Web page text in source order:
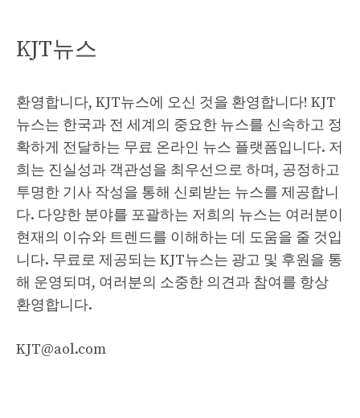
KJT뉴스
환영합니다, KJT뉴스에 오신 것을 환영합니다! KJT
뉴스는 한국과 전 세계의 중요한 뉴스를 신속하고 정
확하게 전달하는 무료 온라인 뉴스 플랫폼입니다. 저
희는 진실성과 객관성을 최우선으로 하며, 공정하고
투명한 기사 작성을 통해 신뢰받는 뉴스를 제공합니
다. 다양한 분야를 포괄하는 저희의 뉴스는 여러분이
현재의 이슈와 트렌드를 이해하는 데 도움을 줄 것입
니다. 무료로 제공되는 KJT뉴스는 광고 및 후원을 통
해 운영되며, 여러분의 소중한 의견과 참여를 항상
환영합니다.
KJT@aol.com